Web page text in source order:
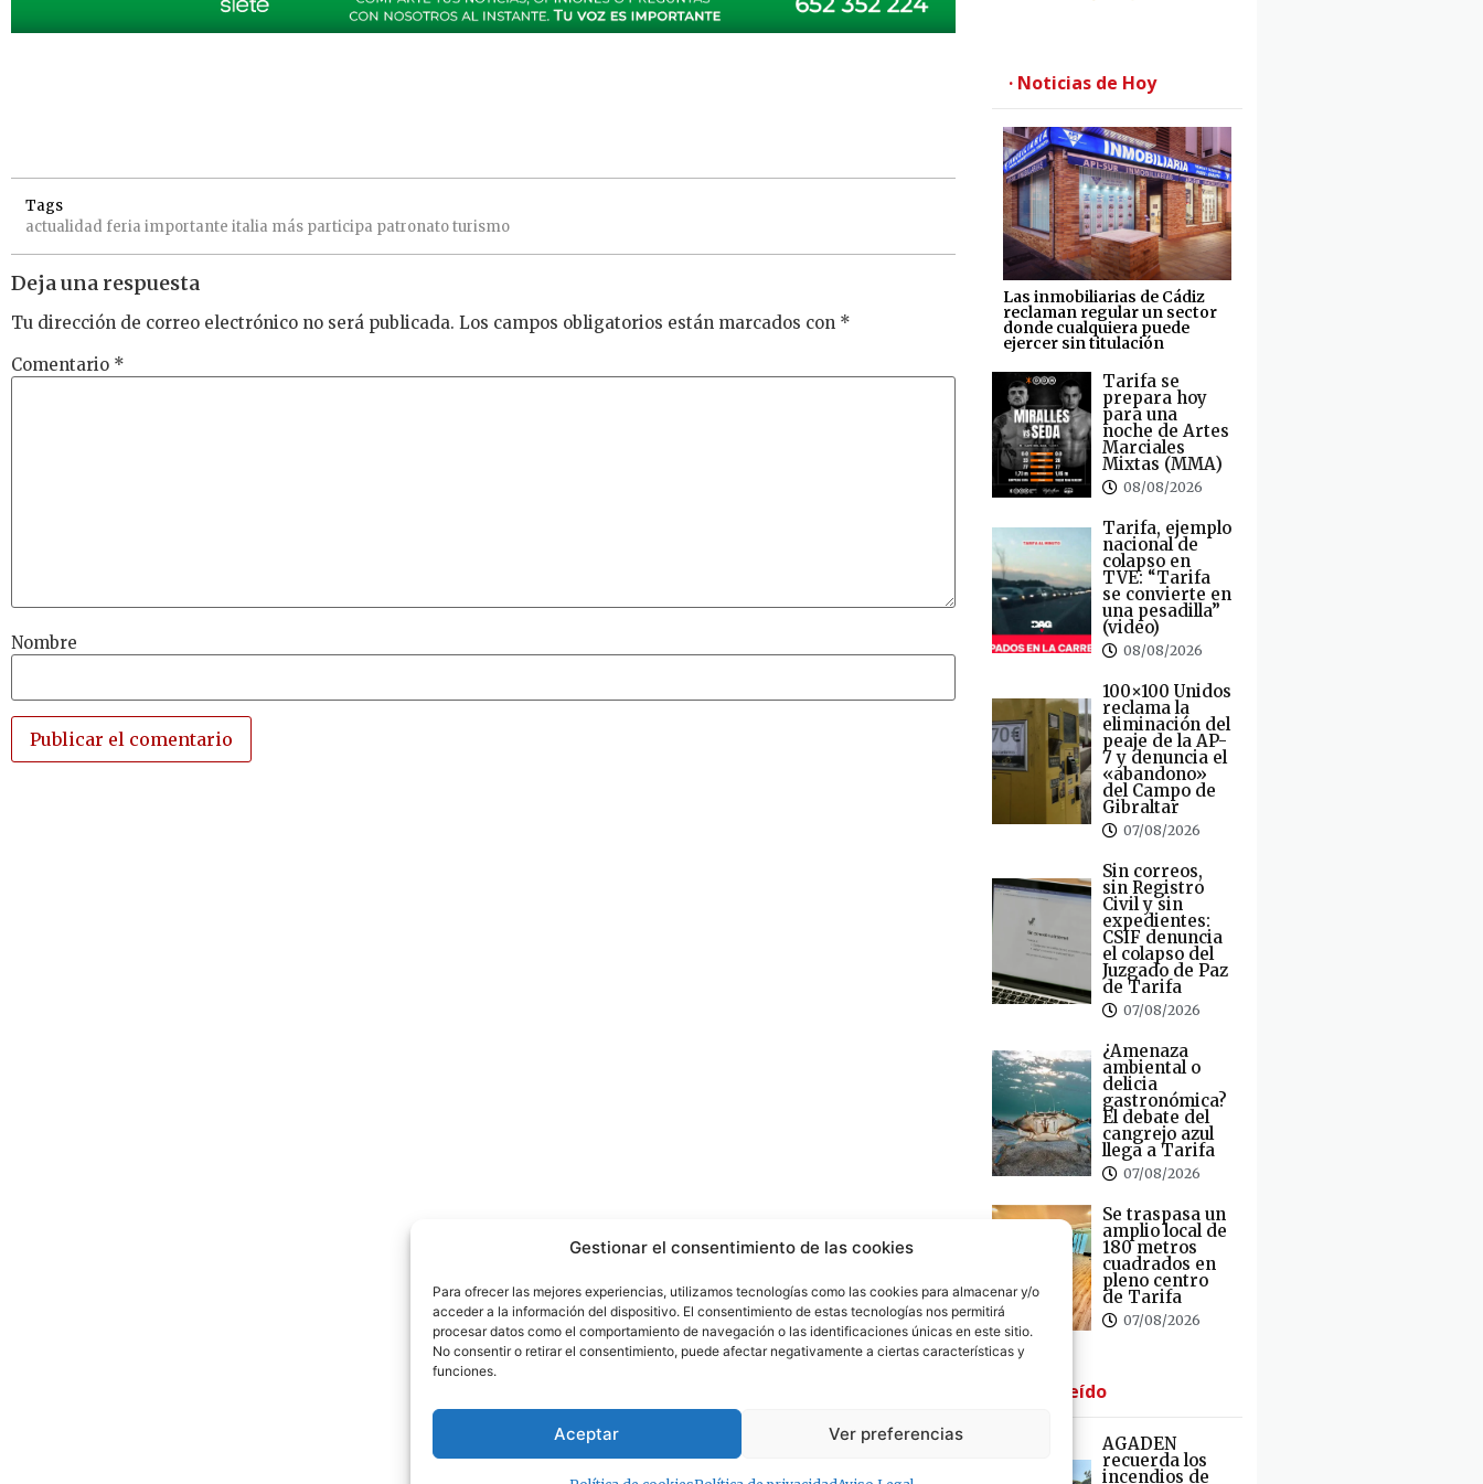
Gestionar el consentimiento de las cookies
Para ofrecer las mejores experiencias, utilizamos tecnologías como las cookies para almacenar y/o
acceder a la información del dispositivo. El consentimiento de estas tecnologías nos permitirá
procesar datos como el comportamiento de navegación o las identificaciones únicas en este sitio.
No consentir o retirar el consentimiento, puede afectar negativamente a ciertas características y
funciones.
Aceptar Ver preferencias
Tags
actualidad feria importante italia más participa patronatoturismo
Deja una respuesta
Tu dirección de correo electrónico no será publicada. Los campos obligatorios están marcados con *
Comentario *
Nombre
· Noticias de Hoy
Las inmobiliarias de Cádiz
reclaman regular un sector
donde cualquiera puede
ejercer sin titulación
Tarifa se
prepara hoy
para una
noche de Artes
Marciales
Mixtas (MMA)
08/08/2026
Tarifa, ejemplo
nacional de
colapso en
TVE: “Tarifa
se convierte en
una pesadilla”
(video)
08/08/2026
100×100 Unidos
reclama la
eliminación del
peaje de la AP-
7 y denuncia el
«abandono»
del Campo de
Gibraltar
07/08/2026
Sin correos,
sin Registro
Civil y sin
expedientes:
CSIF denuncia
el colapso del
Juzgado de Paz
de Tarifa
07/08/2026
¿Amenaza
ambiental o
delicia
gastronómica?
El debate del
cangrejo azul
llega a Tarifa
07/08/2026
Se traspasa un
amplio local de
180 metros
cuadrados en
pleno centro
de Tarifa
07/08/2026
· Lo + Leído
AGADEN
recuerda los
incendios de